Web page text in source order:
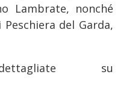
Lambrate, nonché
del Garda,
su